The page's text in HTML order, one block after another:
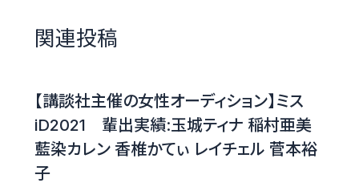
関連投稿
【講談社主催の女性オーディション】ミス
iD2021 輩出実績:玉城ティナ 稲村亜美
藍染カレン 香椎かてぃ レイチェル 菅本裕
子